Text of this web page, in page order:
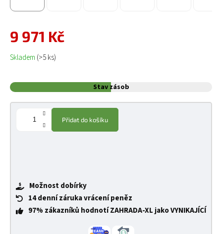
9 971 Kč
Měrná cena:
Skladem (>5 ks)
Stav zásob
Přidat do košíku
Možnost dobírky
14 denní záruka vrácení peněz
97% zákazníků hodnotí ZAHRADA-XL jako VYNIKAJÍCÍ